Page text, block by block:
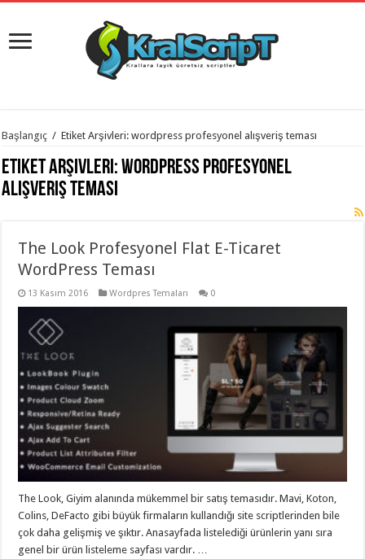
istanbul
evden
eve
taşımacılık,
gaziantep
taşımacılık
evden
taşımacılık,
gaziantep
taşımacılık,
evden
taşımacılık,
gaziantep
evden
taşımacılık,
gaziantep
evden
evden
taşımacılık ,
gaziantep
evden
Başlangıç / Etiket Arşivleri: wordpress profesyonel alışveriş teması
Etiket Arşivleri:wordpress profesyonel
alışveriş teması
The Look Profesyonel Flat E-Ticaret
WordPress Teması
13 Kasım 2016 Wordpres Temaları 0
The Look, Giyim alanında mükemmel bir satış temasıdır. Mavi, Koton,
Colins, DeFacto gibi büyük firmaların kullandığı site scriptlerinden bile
çok daha gelişmiş ve şıktır. Anasayfada listelediği ürünlerin yanı sıra
genel bir ürün listeleme sayfası vardır. …